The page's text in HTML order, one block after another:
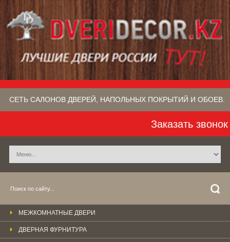
СЕТЬ САЛОНОВ ДВЕРЕЙ, НАПОЛЬНЫХ ПОКРЫТИЙ​ И ОБОЕВ.
Заказать звонок
МЕЖКОМНАТНЫЕ ДВЕРИ
ДВЕРНАЯ ФУРНИТУРА